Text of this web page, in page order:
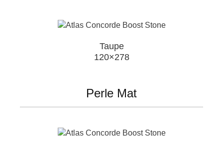
Taupe
120×278
Perle Mat